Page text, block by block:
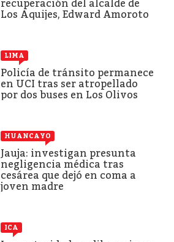
recuperación del alcalde de
Los Aquijes, Edward Amoroto
LIMA
Policía de tránsito permanece
en UCI tras ser atropellado
por dos buses en Los Olivos
HUANCAYO
Jauja: investigan presunta
negligencia médica tras
cesárea que dejó en coma a
joven madre
ICA